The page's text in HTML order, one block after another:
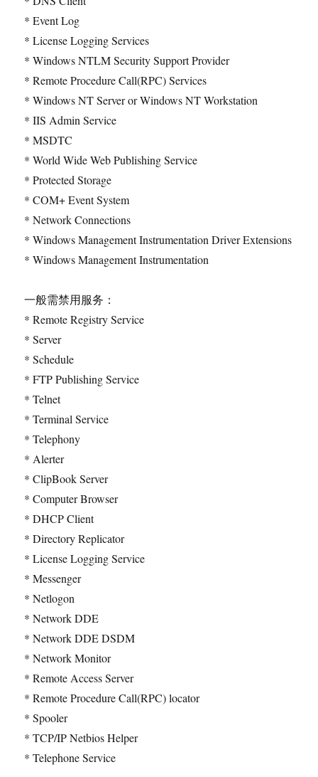
* Event Log
* License Logging Services
* Windows NTLM Security Support Provider
* Remote Procedure Call(RPC) Services
* Windows NT Server or Windows NT Workstation
* IIS Admin Service
* MSDTC
* World Wide Web Publishing Service
* Protected Storage
* COM+ Event System
* Network Connections
* Windows Management Instrumentation Driver Extensions
* Windows Management Instrumentation
一般需禁用服务：
* Remote Registry Service
* Server
* Schedule
* FTP Publishing Service
* Telnet
* Terminal Service
* Telephony
* Alerter
* ClipBook Server
* Computer Browser
* DHCP Client
* Directory Replicator
* License Logging Service
* Messenger
* Netlogon
* Network DDE
* Network DDE DSDM
* Network Monitor
* Remote Access Server
* Remote Procedure Call(RPC) locator
* Spooler
* TCP/IP Netbios Helper
* Telephone Service